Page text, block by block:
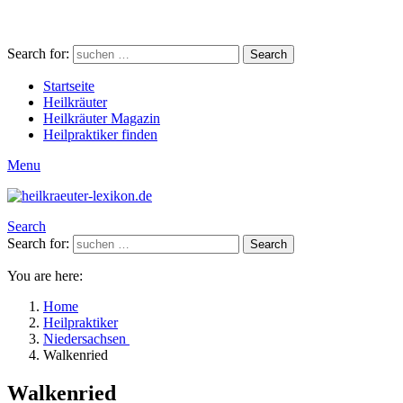
Search for: Search
Startseite
Heilkräuter
Heilkräuter Magazin
Heilpraktiker finden
Menu
Search
Search for:
Search
You are here:
Home
Heilpraktiker
Niedersachsen
Walkenried
Walkenried